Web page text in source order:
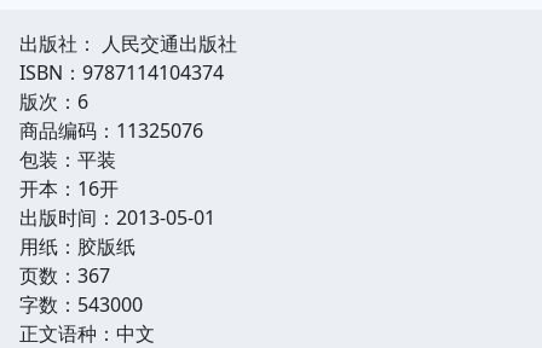
出版社： 人民交通出版社
ISBN：9787114104374
版次：6
商品编码：11325076
包装：平装
开本：16开
出版时间：2013-05-01
用纸：胶版纸
页数：367
字数：543000
正文语种：中文